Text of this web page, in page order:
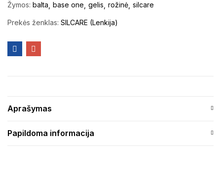
Žymos: balta base one gelis rožinė silcare
Prekės ženklas: SILCARE (Lenkija)
Aprašymas
Papildoma informacija